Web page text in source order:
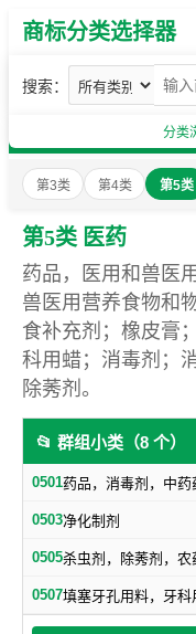
商标分类选择器
搜索：
分类
第3类 第4类 第5类
第5类 医药
药品，医用和兽医
兽医用营养食物和
食补充剂；橡皮膏
科用蜡；消毒剂；
除莠剂。
📂 群组小类（8 个）
0501
0503净化制剂
0505杀虫剂，除莠剂，农
0507填塞牙孔用料，牙科